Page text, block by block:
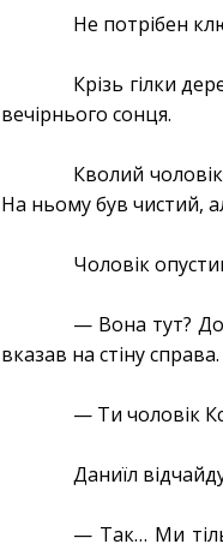
Не потрібен
Крізь гілки
вечірнього сонця.
Кволий
На ньому був чистий,
Чоловік
— Вона тут?
вказав на стіну
— Ти чоловік
Даниїл
— Так… Ми